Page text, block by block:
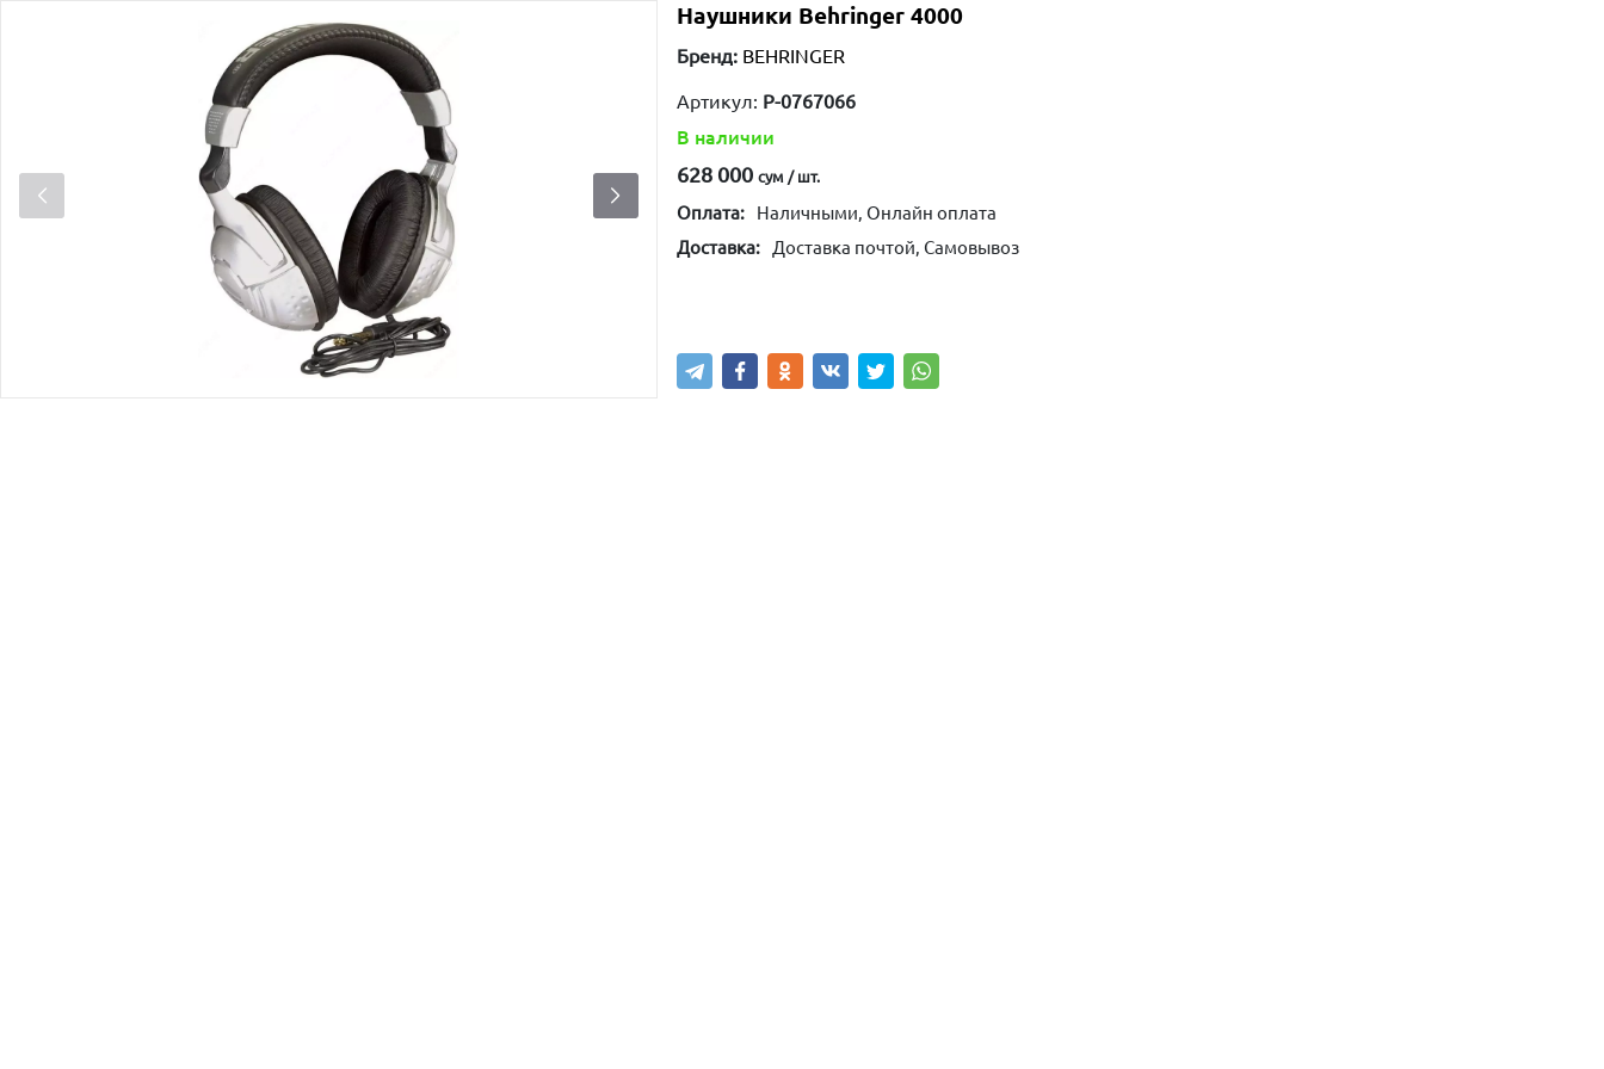
Наушники Behringer 4000
Бренд: BEHRINGER
Артикул: P-0767066
В наличии
628 000 сум / шт.
Оплата:
Наличными, Онлайн оплата
Доставка:
Доставка почтой, Самовывоз